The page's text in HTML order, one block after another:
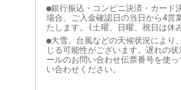
●銀行振込・コンビニ決済・カード
場合、ご入金確認日の当日から4営
たします。(土曜、日曜、祝日は休
●大雪、台風などの天候状況により
じる可能性がございます。遅れの
ールのお問い合わせ伝票番号を使
い合わせください。